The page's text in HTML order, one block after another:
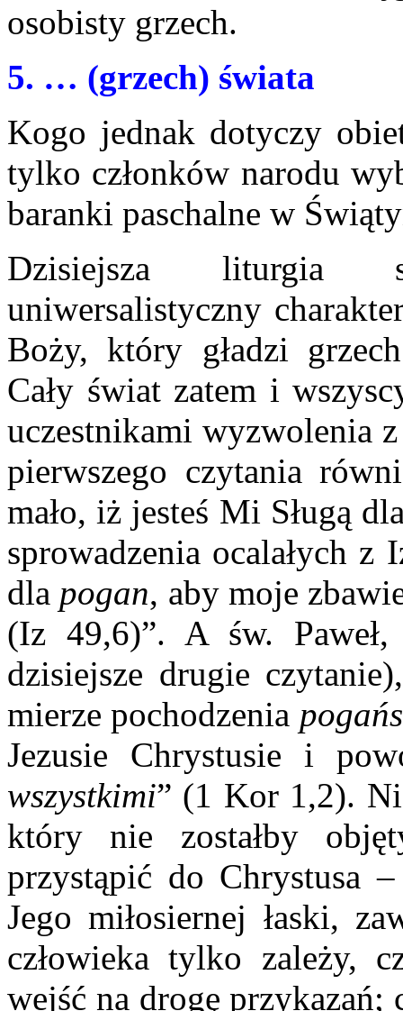
osobisty grzech.
5. … (grzech) świata
Kogo jednak dotyczy
tylko członków narodu
baranki paschalne w
Dzisiejsza liturgia
uniwersalistyczny
Boży, który gładzi
Cały świat zatem i
uczestnikami wyzwolenia
pierwszego czytania
mało, iż jesteś Mi Sługą
sprowadzenia ocalałych z
dla pogan, aby moje
(Iz 49,6)”. A św.
dzisiejsze drugie
mierze pochodzenia
Jezusie Chrystusie i
wszystkimi” (1 Kor 1,2).
który nie zostałby
przystąpić do Chrystusa
Jego miłosiernej łaski,
człowieka tylko zależy,
wejść na drogę